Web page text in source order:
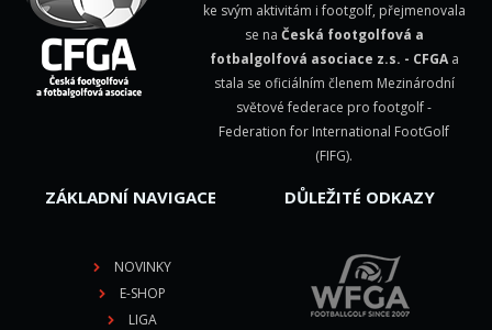
ke svým aktivitám i footgolf, přejmenovala
se na Česká footgolfová a
fotbalgolfová asociace z.s. - CFGAa
stala se oficiálním členem Mezinárodní
světové federace pro footgolf -
Federation for International FootGolf
(FIFG).
ZÁKLADNÍ NAVIGACE
NOVINKY
E-SHOP
LIGA
DŮLEŽITÉ ODKAZY